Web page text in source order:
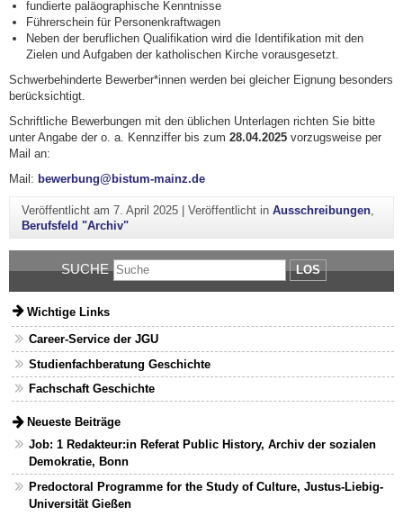
fundierte paläographische Kenntnisse
Führerschein für Personenkraftwagen
Neben der beruflichen Qualifikation wird die Identifikation mit den
Zielen und Aufgaben der katholischen Kirche vorausgesetzt.
Schwerbehinderte Bewerber*innen werden bei gleicher Eignung besonders
berücksichtigt.
Schriftliche Bewerbungen mit den üblichen Unterlagen richten Sie bitte
unter Angabe der o. a. Kennziffer bis zum 28.04.2025 vorzugsweise per
Mail an:
Mail: bewerbung@bistum-mainz.de
Veröffentlicht am 7. April 2025| Veröffentlicht in Ausschreibungen,
Berufsfeld "Archiv"
SUCHE LOS
Wichtige Links
Career-Service der JGU
Studienfachberatung Geschichte
Fachschaft Geschichte
Neueste Beiträge
Job: 1 Redakteur:in Referat Public History, Archiv der sozialen
Demokratie, Bonn
Predoctoral Programme for the Study of Culture, Justus-Liebig-
Universität Gießen